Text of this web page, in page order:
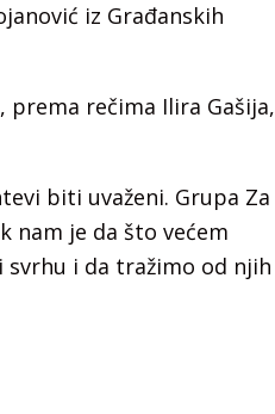
iz Građanskih
rečima Ilira Gašija,
biti uvaženi. Grupa Za
nam je da što većem
i da tražimo od njih